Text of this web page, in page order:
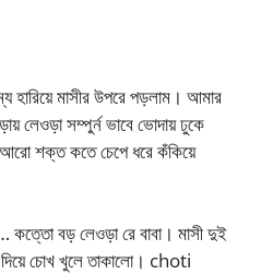
হারিয়ে মাসীর উপরে পড়লাম। আমার
লেওড়া সম্পুর্ন ভাবে ভোদায় ঢুকে
শক্ত কতে চেপে ধরে কঁকিয়ে
বড় লেওড়া রে বাবা। মাসী দুই
দিয়ে চোখ খুলে তাকালো। choti